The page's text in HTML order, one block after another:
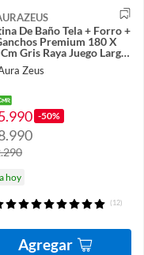
De Baño Tela + Forro +
Premium 180 X
Gris Raya Juego Larga
Zeus
-50%
hoy
(12)
Agregar